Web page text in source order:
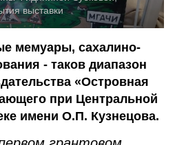
выставки
мемуары, сахалино-
- таков диапазон
«Островная
при Центральной
имени О.П. Кузнецова.